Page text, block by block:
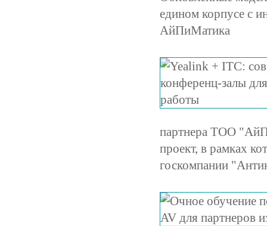
едином корпусе с
АйПиМатика
партнера ТОО
проект, в рамках
госкомпании